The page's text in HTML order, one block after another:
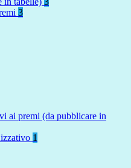
3
ai premi (da pubblicare in
1